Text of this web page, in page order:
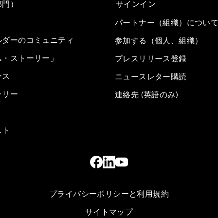
）
ーのコミュニティ
ストーリー」
リー
サインイン
パートナー（組織）につい
参加する（個人、組織）
プレスリリース登録
ニュースレター購読
連絡先 (英語のみ)
プライバシーポリシーと利用規約
サイトマップ